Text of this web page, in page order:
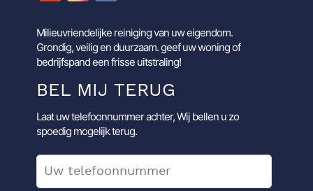
Milieuvriendelijke reiniging van uw eigendom.
Grondig, veilig en duurzaam. geef uw woning of
bedrijfspand een frisse uitstraling!
BEL MIJ TERUG
Laat uw telefoonnummer achter, Wij bellen u zo
spoedig mogelijk terug.